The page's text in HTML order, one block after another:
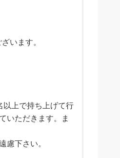
います。
以上で持ち上げて行
いただきます。ま
慮下さい。